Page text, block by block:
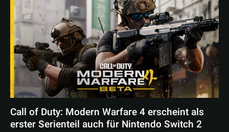
Call of Duty: Modern Warfare 4 erscheint als
erster Serienteil auch für Nintendo Switch 2